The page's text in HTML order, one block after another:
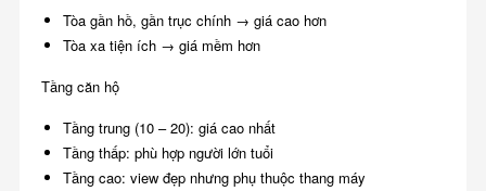
Tòa gần hồ, gần trục chính → giá cao hơn
Tòa xa tiện ích → giá mềm hơn
Tầng căn hộ
Tầng trung (10 – 20): giá cao nhất
Tầng thấp: phù hợp người lớn tuổi
Tầng cao: view đẹp nhưng phụ thuộc thang máy